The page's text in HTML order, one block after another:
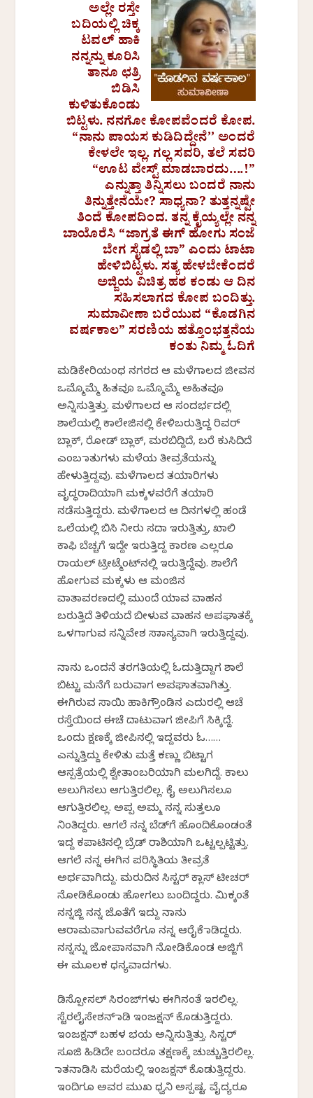
ಅಲ್ಲೇ ರಸ್ತೇ
ಬದಿಯಲ್ಲಿ ಚಿಕ್ಕ
ಟವಲ್ ಹಾಕಿ
ನನ್ನನ್ನು ಕೂರಿಸಿ
ತಾನೂ ಛತ್ರಿ
ಬಿಡಿಸಿ
ಕುಳಿತುಕೊಂಡು
ಬಿಟ್ಟಳು. ನನಗೋ ಕೋಪವೆಂದರೆ ಕೋಪ.
“ನಾನು ಪಾಯಸ ಕುಡಿದಿದ್ದೇನೆ’’ ಅಂದರೆ
ಕೇಳಲೇ ಇಲ್ಲ. ಗಲ್ಲ ಸವರಿ, ತಲೆ ಸವರಿ
“ಊಟ ವೇಸ್ಟ್ ಮಾಡಬಾರದು….!”
ಎನ್ನುತ್ತಾ ತಿನ್ನಿಸಲು ಬಂದರೆ ನಾನು
ತಿನ್ನುತ್ತೇನೆಯೇ? ಸಾಧ್ಯನಾ? ತುತ್ತನ್ನಷ್ಟೇ
ತಿಂದೆ ಕೋಪದಿಂದ. ತನ್ನ ಕೈಯ್ಯಲ್ಲೇ ನನ್ನ
ಬಾಯೊರೆಸಿ “ಜಾಗ್ರತೆ ಈಗ್ ಹೋಗು ಸಂಜೆ
ಬೇಗ ಸೈಡಲ್ಲಿ ಬಾ” ಎಂದು ಟಾಟಾ
ಹೇಳಿಬಿಟ್ಟಳು. ಸತ್ಯ ಹೇಳಬೇಕೆಂದರೆ
ಅಜ್ಜಿಯ ವಿಚಿತ್ರ ಹಠ ಕಂಡು ಆ ದಿನ
ಸಹಿಸಲಾಗದ ಕೋಪ ಬಂದಿತ್ತು.
ಸುಮಾವೀಣಾ ಬರೆಯುವ “ಕೊಡಗಿನ
ವರ್ಷಕಾಲ” ಸರಣಿಯ ಹತ್ತೊಂಭತ್ತನೆಯ
ಕಂತು ನಿಮ್ಮ ಓದಿಗೆ
ಮಡಿಕೇರಿಯಂಥ ನಗರದ ಆ ಮಳೆಗಾಲದ ಜೀವನ
ಒಮ್ಮೊಮ್ಮೆ ಹಿತವೂ ಒಮ್ಮೊಮ್ಮೆ ಅಹಿತವೂ
ಅನ್ನಿಸುತ್ತಿತ್ತು. ಮಳೆಗಾಲದ ಆ ಸಂದರ್ಭದಲ್ಲಿ
ಶಾಲೆಯಲ್ಲಿ ಕಾಲೇಜಿನಲ್ಲಿ ಕೇಳಿಬರುತ್ತಿದ್ದ ರಿವರ್
ಬ್ಲಾಕ್, ರೋಡ್ ಬ್ಲಾಕ್, ಮರಬಿದ್ದಿದೆ, ಬರೆ ಕುಸಿದಿದೆ
ಎಂಬ ಮಾತುಗಳು ಮಳೆಯ ತೀವ್ರತೆಯನ್ನು
ಹೇಳುತ್ತಿದ್ದವು. ಮಳೆಗಾಲದ ತಯಾರಿಗಳು
ವೃದ್ಧರಾದಿಯಾಗಿ ಮಕ್ಕಳವರೆಗೆ ತಯಾರಿ
ನಡೆಸುತ್ತಿದ್ದರು. ಮಳೆಗಾಲದ ಆ ದಿನಗಳಲ್ಲಿ ಹಂಡೆ
ಒಲೆಯಲ್ಲಿ ಬಿಸಿ ನೀರು ಸದಾ ಇರುತ್ತಿತ್ತು, ಖಾಲಿ
ಕಾಫಿ ಬೆಚ್ಚಗೆ ಇದ್ದೇ ಇರುತ್ತಿದ್ದ ಕಾರಣ ಎಲ್ಲರೂ
ರಾಯಲ್ ಟ್ರೀಟ್ಮೆಂಟ್‌ನಲ್ಲಿ ಇರುತ್ತಿದ್ದೆವು. ಶಾಲೆಗೆ
ಹೋಗುವ ಮಕ್ಕಳು ಆ ಮಂಜಿನ
ವಾತಾವರಣದಲ್ಲಿ ಮುಂದೆ ಯಾವ ವಾಹನ
ಬರುತ್ತಿದೆ ತಿಳಿಯದೆ ಬೀಳುವ ವಾಹನ ಅಪಘಾತಕ್ಕೆ
ಒಳಗಾಗುವ ಸನ್ನಿವೇಶ ಸಾಮಾನ್ಯವಾಗಿ ಇರುತ್ತಿದ್ದವು.
ನಾನು ಒಂದನೆ ತರಗತಿಯಲ್ಲಿ ಓದುತ್ತಿದ್ದಾಗ ಶಾಲೆ
ಬಿಟ್ಟು ಮನೆಗೆ ಬರುವಾಗ ಅಪಘಾತವಾಗಿತ್ತು.
ಈಗಿರುವ ಸಾಯಿ ಹಾಕಿಗ್ರೌಂಡಿನ ಎದುರಲ್ಲಿ ಆಚೆ
ರಸ್ತೆಯಿಂದ ಈಚೆ ದಾಟುವಾಗ ಜೀಪಿಗೆ ಸಿಕ್ಕಿದ್ದೆ.
ಒಂದು ಕ್ಷಣಕ್ಕೆ ಜೀಪಿನಲ್ಲಿ ಇದ್ದವರು ಓ……
ಎನ್ನುತ್ತಿದ್ದು ಕೇಳಿತು ಮತ್ತೆ ಕಣ್ಣು ಬಿಟ್ಟಾಗ
ಆಸ್ಪತ್ರೆಯಲ್ಲಿ ಶ್ವೇತಾಂಬರಿಯಾಗಿ ಮಲಗಿದ್ದೆ. ಕಾಲು
ಅಲುಗಿಸಲು ಆಗುತ್ತಿರಲಿಲ್ಲ. ಕೈ ಅಲುಗಿಸಲೂ
ಆಗುತ್ತಿರಲಿಲ್ಲ. ಅಪ್ಪ ಅಮ್ಮ ನನ್ನ ಸುತ್ತಲೂ
ನಿಂತಿದ್ದರು. ಆಗಲೆ ನನ್ನ ಬೆಡ್‌ಗೆ ಹೊಂದಿಕೊಂಡಂತೆ
ಇದ್ದ ಕಪಾಟಿನಲ್ಲಿ ಬ್ರೆಡ್ ರಾಶಿಯಾಗಿ ಒಟ್ಟಲ್ಪಟ್ಟಿತ್ತು.
ಆಗಲೆ ನನ್ನ ಈಗಿನ ಪರಿಸ್ಥಿತಿಯ ತೀವ್ರತೆ
ಅರ್ಥವಾಗಿದ್ದು. ಮರುದಿನ ಸಿಸ್ಟರ್ ಕ್ಲಾಸ್ ಟೀಚರ್
ನೋಡಿಕೊಂಡು ಹೋಗಲು ಬಂದಿದ್ದರು. ಮಿಕ್ಕಂತೆ
ನನ್ನಜ್ಜಿ ನನ್ನ ಜೊತೆಗೆ ಇದ್ದು ನಾನು
ಆರಾಮವಾಗುವವರೆಗೂ ನನ್ನ ಆರೈಕೆ ಮಾಡಿದ್ದರು.
ನನ್ನನ್ನು ಜೋಪಾನವಾಗಿ ನೋಡಿಕೊಂಡ ಅಜ್ಜಿಗೆ
ಈ ಮೂಲಕ ಧನ್ಯವಾದಗಳು.
ಡಿಸ್ಪೋಸಲ್ ಸಿರಂಜ್‌ಗಳು ಈಗಿನಂತೆ ಇರಲಿಲ್ಲ.
ಸ್ಟೆರಲೈಸೇಶನ್ ಮಾಡಿ ಇಂಜಕ್ಷನ್ ಕೊಡುತ್ತಿದ್ದರು.
ಇಂಜಕ್ಷನ್ ಬಹಳ ಭಯ ಅನ್ನಿಸುತ್ತಿತ್ತು. ಸಿಸ್ಟರ್
ಸೂಜಿ ಹಿಡಿದೇ ಬಂದರೂ ತಕ್ಷಣಕ್ಕೆ ಚುಚ್ಚುತ್ತಿರಲಿಲ್ಲ.
ಮಾತನಾಡಿಸಿ ಮರೆಯಲ್ಲಿ ಇಂಜಕ್ಷನ್ ಕೊಡುತ್ತಿದ್ದರು.
ಇಂದಿಗೂ ಅವರ ಮುಖ ಧ್ವನಿ ಅಸ್ಪಷ್ಟ. ವೈದ್ಯರೂ